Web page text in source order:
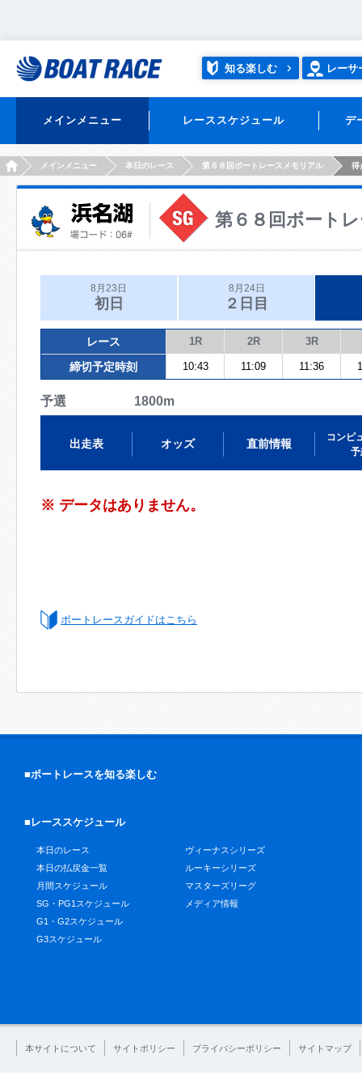
知る楽しむ レーサ
メインメニュー レーススケジュール デ
HOMEメインメニュー 本日のレース 第６８回ボートレースメモリアル 得
第６８回ボート
8月23日
初日
8月24日
２日目
レース 1R 2R 3R
締切予定時刻 10:43 11:09 11:36
予選 1800m
出走表 オッズ 直前情報
コンピ
予
※ データはありません。
ボートレースガイドはこちら
■ボートレースを知る楽しむ
■レーススケジュール
本日のレース
本日の払戻金一覧
月間スケジュール
SG・PG1スケジュール
G1・G2スケジュール
G3スケジュール
ヴィーナスシリーズ
ルーキーシリーズ
マスターズリーグ
メディア情報
本サイトについて サイトポリシー プライバシーポリシー サイトマップ